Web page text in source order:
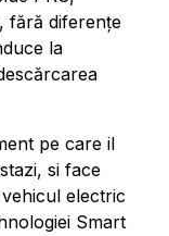
fără diferențe
la
pe care il
si face
electric
Smart